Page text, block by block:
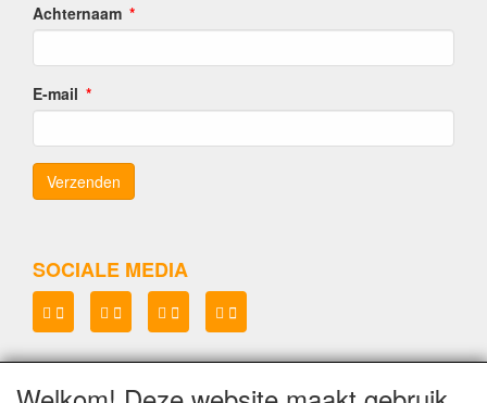
Achternaam
E-mail
SOCIALE MEDIA
Lenianel v.o.f.